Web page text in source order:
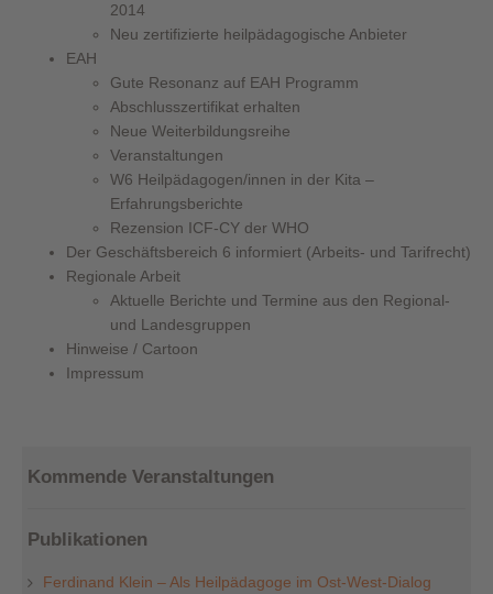
2014
Neu zertifizierte heilpädagogische Anbieter
EAH
Gute Resonanz auf EAH Programm
Abschlusszertifikat erhalten
Neue Weiterbildungsreihe
Veranstaltungen
W6 Heilpädagogen/innen in der Kita –
Erfahrungsberichte
Rezension ICF-CY der WHO
Der Geschäftsbereich 6 informiert (Arbeits- und Tarifrecht)
Regionale Arbeit
Aktuelle Berichte und Termine aus den Regional-
und Landesgruppen
Hinweise / Cartoon
Impressum
Kommende Veranstaltungen
Publikationen
Ferdinand Klein – Als Heilpädagoge im Ost-West-Dialog